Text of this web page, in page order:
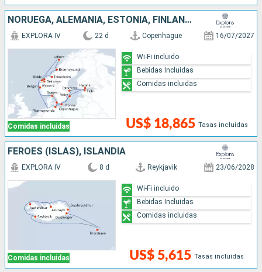
NORUEGA, ALEMANIA, ESTONIA, FINLANDIA, SUECIA, DINAMARCA
Comidas incluidas
EXPLORA IV 22 d Copenhague 16/07/2027
US$ 18,865 Tasas incluidas
Wi-Fi incluido
Bebidas Incluidas
Comidas incluidas
FÉROES (ISLAS), ISLANDIA
Comidas incluidas
EXPLORA IV 8 d Reykjavik 23/06/2028
US$ 5,615 Tasas incluidas
Wi-Fi incluido
Bebidas Incluidas
Comidas incluidas